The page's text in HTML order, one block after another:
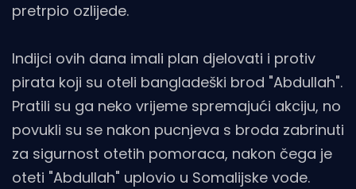
pretrpio ozlijede.
Indijci ovih dana imali plan djelovati i protiv
pirata koji su oteli bangladeški brod "Abdullah".
Pratili su ga neko vrijeme spremajući akciju, no
povukli su se nakon pucnjeva s broda zabrinuti
za sigurnost otetih pomoraca, nakon čega je
oteti "Abdullah" uplovio u Somalijske vode.